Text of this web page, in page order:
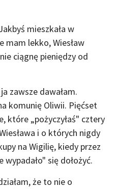
mieszkała w
mam lekko, Wiesław
ciągnę pieniędzy od
zawsze dawałam.
komunię Oliwii. Pięćset
które „pożyczyłaś" cztery
i o których nigdy
na Wigilię, kiedy przez
się dołożyć.
że to nie o